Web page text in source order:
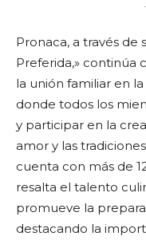
Pronaca, a través de
Preferida,» continúa
la unión familiar en
donde todos los
y participar en la
amor y las
cuenta con más de
resalta el talento
promueve la
destacando la